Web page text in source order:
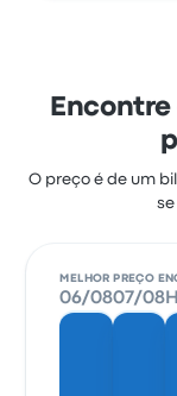
O preço é de um
MELHOR PREÇO
06/0807/08